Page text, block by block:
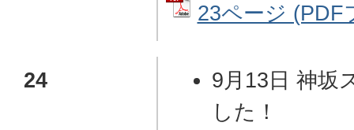
23ページ (PDF
24
9月13日 神坂
した！